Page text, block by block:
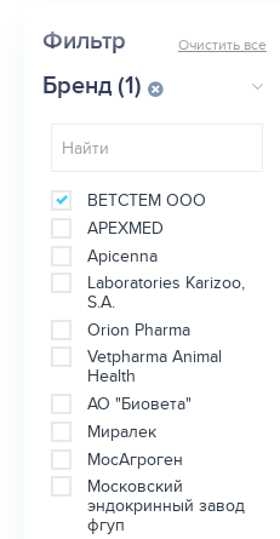
Фильтр Очистить все
Бренд (1)
ВЕТСТЕМ ООО
APEXMED
Apicenna
Laboratories Karizoo,
S.A.
Orion Pharma
Vetpharma Animal
Health
АО "Биовета"
Миралек
МосАгроген
Московский
эндокринный завод
фгуп